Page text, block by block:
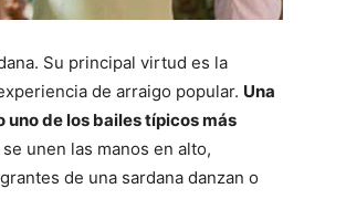
Su principal virtud es la
de arraigo popular. Una
de los bailes típicos más
unen las manos en alto,
de una sardana danzan o